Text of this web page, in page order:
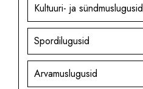
Kultuuri- ja sündmuslugusid
Spordilugusid
Arvamuslugusid